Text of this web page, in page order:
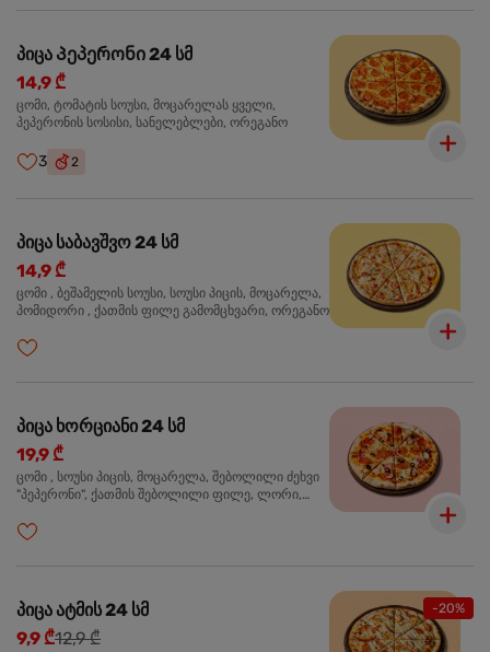
პიცა Პეპერონი 24 სმ
14,9 ₾
ცომი, ტომატის სოუსი, მოცარელას ყველი,
პეპერონის სოსისი, სანელებლები, ორეგანო
3 2
პიცა საბავშვო 24 სმ
14,9 ₾
ცომი , ბეშამელის სოუსი, სოუსი პიცის, მოცარელა,
პომიდორი , ქათმის ფილე გამომცხვარი, ორეგანო
პიცა ხორციანი 24 სმ
19,9 ₾
ცომი , სოუსი პიცის, მოცარელა, შებოლილი ძეხვი
"პეპერონი", ქათმის შებოლილი ფილე, ლორი,
-20%
პიცა ატმის 24 სმ
9,9 ₾12,9 ₾